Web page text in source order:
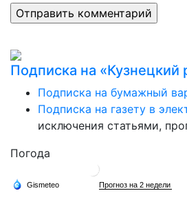
Подписка на «Кузнецкий
Подписка на бумажный
Подписка на газету в
исключения статьями,
Погода